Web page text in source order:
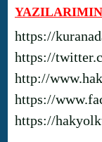
https://
https://
http://
https://
https://